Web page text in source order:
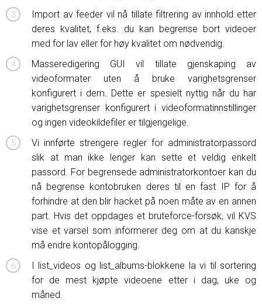
Import av feeder vil nå tillate filtrering av innhold etter
deres kvalitet, f.eks. du kan begrense bort videoer
med for lav eller for høy kvalitet om nødvendig.
Masseredigering GUI vil tillate gjenskaping av
videoformater uten å bruke varighetsgrenser
konfigurert i dem. Dette er spesielt nyttig når du har
varighetsgrenser konfigurert i videoformatinnstillinger
og ingen videokildefiler er tilgjengelige.
Vi innførte strengere regler for administratorpassord
slik at man ikke lenger kan sette et veldig enkelt
passord. For begrensede administratorkontoer kan du
nå begrense kontobruken deres til en fast IP for å
forhindre at den blir hacket på noen måte av en annen
part. Hvis det oppdages et bruteforce-forsøk, vil KVS
vise et varsel som informerer deg om at du kanskje
må endre kontopålogging.
I list_videos og list_albums-blokkene la vi til sortering
for de mest kjøpte videoene etter i dag, uke og
måned.